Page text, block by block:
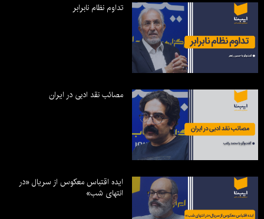
تداوم نظام نابرابر
مصائب نقد ادبی در ایران
ایده اقتباس معکوس از سریال «در
انتهای شب»